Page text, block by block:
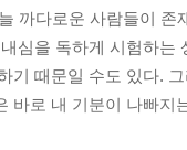
까다로운 사람들이
심을 독하게 시험하
기 때문일 수도 있다.
바로 내 기분이 나빠